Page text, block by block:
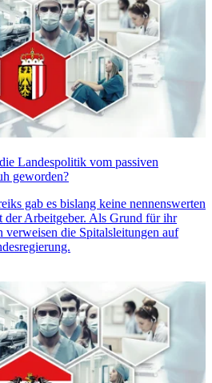
Landespolitik vom passiven
geworden?
gab es bislang keine nennenswerten
der Arbeitgeber. Als Grund für ihr
verweisen die Spitalsleitungen auf